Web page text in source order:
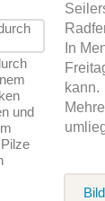
und
In
kann.